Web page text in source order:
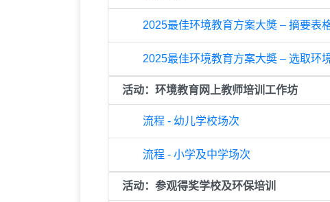
2025最佳环境教育方案大奬 – 摘要表
2025最佳环境教育方案大奬 – 选取环
活动：环境教育网上教师培训工作坊
流程 - 幼儿学校场次
流程 - 小学及中学场次
活动：参观得奖学校及环保培训